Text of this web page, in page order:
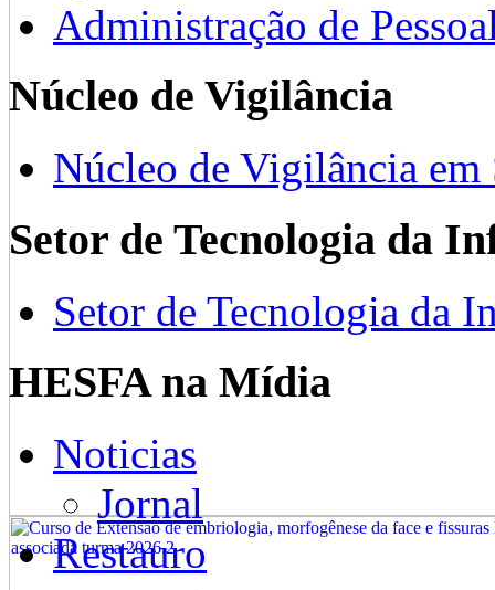
Administração de
Núcleo de Vigilância
Núcleo de Vigilância em
Setor de Tecnologia da
Setor de Tecnologia da
HESFA na Mídia
Noticias
Jornal
Restauro